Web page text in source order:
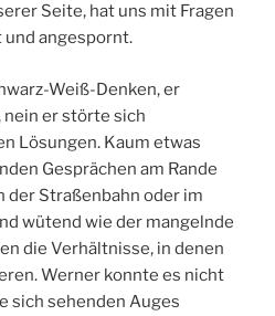
Seite, hat uns mit Fragen
angespornt.
Weiß-Denken, er
er störte sich
Lösungen. Kaum etwas
Gesprächen am Rande
der Straßenbahn oder im
wütend wie der mangelnde
die Verhältnisse, in denen
Werner konnte es nicht
sich sehenden Auges